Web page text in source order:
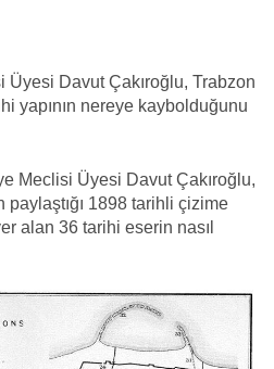
Davut Çakıroğlu, Trabzon
yapının nereye kaybolduğunu
Meclisi Üyesi Davut Çakıroğlu,
paylaştığı 1898 tarihli çizime
alan 36 tarihi eserin nasıl